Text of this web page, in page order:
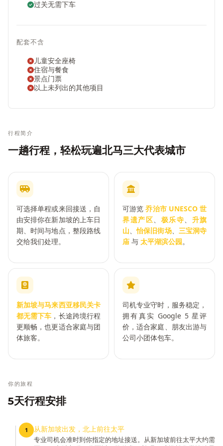
过关无需下车
配套不含
儿童安全座椅
住宿与餐食
景点门票
以上未列出的其他项目
行程简介
一趟行程，轻松玩遍北马三大代表城市
可选择单程或来回接送，自
由安排你在新加坡的上车日
期、时间与地点，整段路线
交给我们处理。
可游览乔治市 UNESCO 世
界遗产区、 极乐寺、 升旗
山、怡保旧街场、 三宝洞寺
庙 与 太平湖滨公园。
新加坡与马来西亚移民关卡
都无需下车 ，长途跨境行程
更顺畅，也更适合家庭与团
体旅客。
司机专业守时，服务稳定，
拥有真实 Google 5 星评
价，适合家庭、朋友出游与
公司小团体包车。
你的旅程
5天行程安排
1 从新加坡出发，北上前往太平
专业司机会准时到你指定的地址接送。从新加坡前往太平大约需